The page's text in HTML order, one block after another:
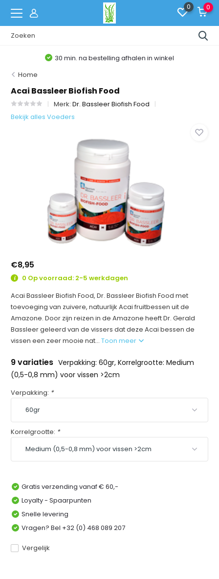
0 0
30 min. na bestelling afhalen in winkel
Home
Acai Bassleer Biofish Food
Merk:Dr. Bassleer Biofish Food
Bekijk alles Voeders
€8,95
0 Op voorraad: 2-5 werkdagen
Acai Bassleer Biofish Food, Dr. Bassleer Biofish Food met
toevoeging van zuivere, natuurlijk Acai fruitbessen uit de
Amazone. Door zijn reizen in de Amazone heeft Dr. Gerald
Bassleer geleerd van de vissers dat deze Acai bessen de
vissen een zeer mooie nat...Toon meer
9 variaties Verpakking: 60gr, Korrelgrootte: Medium
(0,5-0,8 mm) voor vissen >2cm
Verpakking: *
Korrelgrootte: *
Gratis verzending vanaf € 60,-
Loyalty - Spaarpunten
Snelle levering
Vragen? Bel +32 (0) 468 089 207
Vergelijk